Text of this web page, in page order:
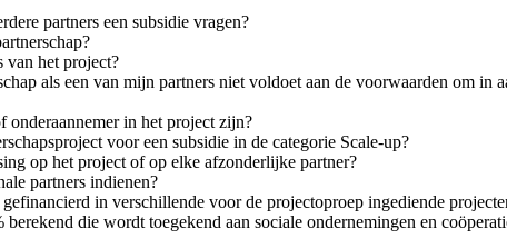
partners een subsidie vragen?
van het project?
als een van mijn partners niet voldoet aan de voorwaarden om in
onderaannemer in het project zijn?
voor een subsidie in de categorie Scale-up?
op het project of op elke afzonderlijke partner?
partners indienen?
in verschillende voor de projectoproep ingediende
die wordt toegekend aan sociale ondernemingen en